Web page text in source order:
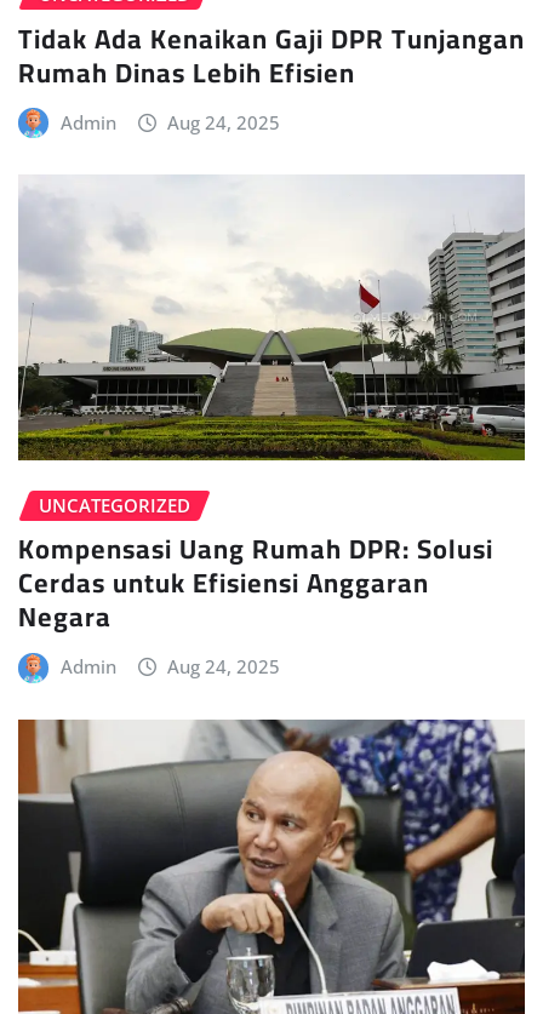
Tidak Ada Kenaikan Gaji DPR Tunjangan
Rumah Dinas Lebih Efisien
Admin Aug 24, 2025
UNCATEGORIZED
Kompensasi Uang Rumah DPR: Solusi
Cerdas untuk Efisiensi Anggaran
Negara
Admin Aug 24, 2025